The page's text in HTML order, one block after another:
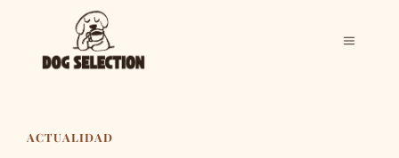
contenido
MENÚ
ACTUALIDAD